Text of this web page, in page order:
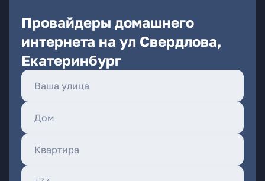
Провайдеры домашнего
интернета на ул Свердлова,
Екатеринбург